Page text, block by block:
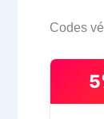
Codes